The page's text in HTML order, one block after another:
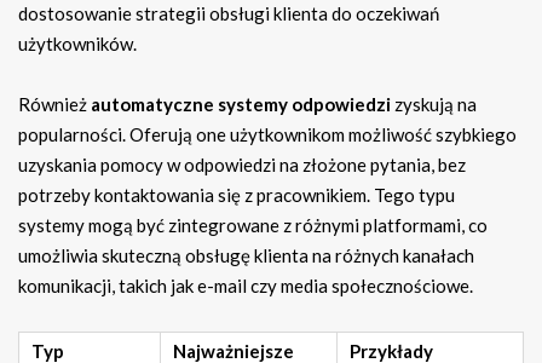
dostosowanie strategii obsługi klienta do oczekiwań
użytkowników.
Również automatyczne systemy odpowiedzi zyskują na
popularności. Oferują one użytkownikom możliwość szybkiego
uzyskania pomocy w odpowiedzi na złożone pytania, bez
potrzeby kontaktowania się z pracownikiem. Tego typu
systemy mogą być zintegrowane z różnymi platformami, co
umożliwia skuteczną obsługę klienta na różnych kanałach
komunikacji, takich jak e-mail czy media społecznościowe.
Typ
Najważniejsze
Przykłady